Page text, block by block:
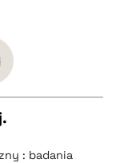
: badania